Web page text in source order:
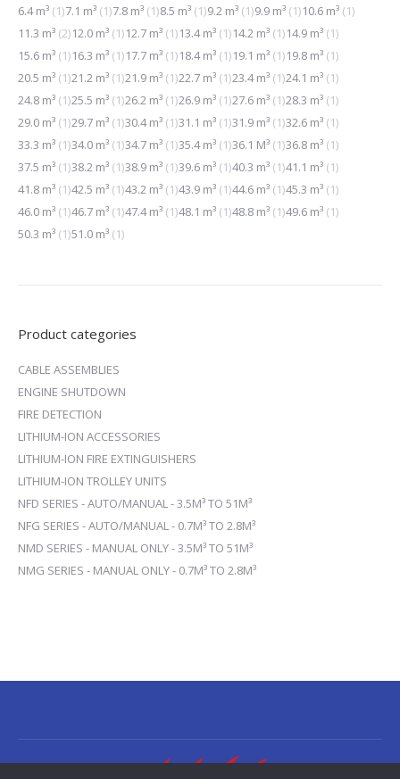
6.4 m³ (1)7.1 m³ (1)7.8 m³ (1)8.5 m³ (1)9.2 m³ (1)9.9 m³ (1)10.6 m³ (1)
11.3 m³ (2)12.0 m³ (1)12.7 m³ (1)13.4 m³ (1)14.2 m³ (1)14.9 m³ (1)
15.6 m³ (1)16.3 m³ (1)17.7 m³ (1)18.4 m³ (1)19.1 m³ (1)19.8 m³ (1)
20.5 m³ (1)21.2 m³ (1)21.9 m³ (1)22.7 m³ (1)23.4 m³ (1)24.1 m³ (1)
24.8 m³ (1)25.5 m³ (1)26.2 m³ (1)26.9 m³ (1)27.6 m³ (1)28.3 m³ (1)
29.0 m³ (1)29.7 m³ (1)30.4 m³ (1)31.1 m³ (1)31.9 m³ (1)32.6 m³ (1)
33.3 m³ (1)34.0 m³ (1)34.7 m³ (1)35.4 m³ (1)36.1 M³ (1)36.8 m³ (1)
37.5 m³ (1)38.2 m³ (1)38.9 m³ (1)39.6 m³ (1)40.3 m³ (1)41.1 m³ (1)
41.8 m³ (1)42.5 m³ (1)43.2 m³ (1)43.9 m³ (1)44.6 m³ (1)45.3 m³ (1)
46.0 m³ (1)46.7 m³ (1)47.4 m³ (1)48.1 m³ (1)48.8 m³ (1)49.6 m³ (1)
50.3 m³ (1)51.0 m³ (1)
Product categories
CABLE ASSEMBLIES
ENGINE SHUTDOWN
FIRE DETECTION
LITHIUM-ION ACCESSORIES
LITHIUM-ION FIRE EXTINGUISHERS
LITHIUM-ION TROLLEY UNITS
NFD SERIES - AUTO/MANUAL - 3.5M³ TO 51M³
NFG SERIES - AUTO/MANUAL - 0.7M³ TO 2.8M³
NMD SERIES - MANUAL ONLY - 3.5M³ TO 51M³
NMG SERIES - MANUAL ONLY - 0.7M³ TO 2.8M³